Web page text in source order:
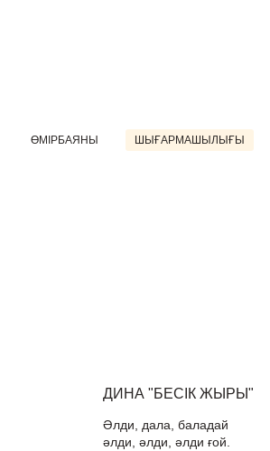
ӨМІРБАЯНЫ ШЫҒАРМАШЫЛЫҒЫ
ДИНА "БЕСІК ЖЫРЫ"
Әлди, дала, баладай
әлди, әлди, әлди ғой.